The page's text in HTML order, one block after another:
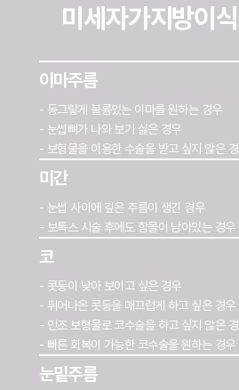
미세자가지방이
이마주름
- 동그랗게 볼륨있는 이마를 원하는 경우
- 눈썹뼈가 나와 보기 싫은 경우
- 보형물을 이용한 수술을 받고 싶지 않은
미간
- 눈썹 사이에 깊은 주름이 생긴 경우
- 보톡스 시술 후에도 함몰이 남아있는 경우
코
- 콧등이 낮아 보이고 싶은 경우
- 튀어나온 콧등을 매끄럽게 하고 싶은 경우
- 인조 보형물로 코수술을 하고 싶지 않은
- 빠른 회복이 가능한 코수술을 원하는 경우
눈밑주름